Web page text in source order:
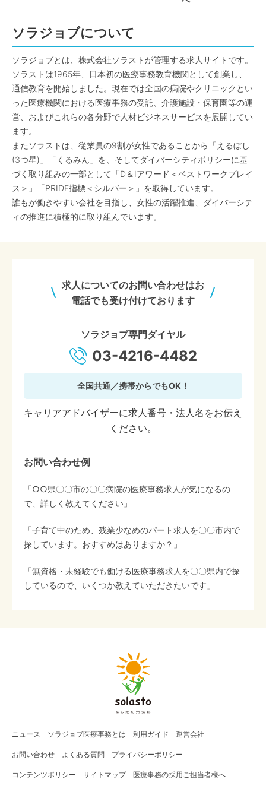
ソラジョブについて
ソラジョブとは、株式会社ソラストが管理する求人サイトです。
ソラストは1965年、日本初の医療事務教育機関として創業し、
通信教育を開始しました。現在では全国の病院やクリニックとい
った医療機関における医療事務の受託、介護施設・保育園等の運
営、およびこれらの各分野で人材ビジネスサービスを展開してい
ます。
またソラストは、従業員の9割が女性であることから「えるぼし
(3つ星)」「くるみん」を、そしてダイバーシティポリシーに基
づく取り組みの一部として「D＆Iアワード＜ベストワークプレイ
ス＞」「PRIDE指標＜シルバー＞」を取得しています。
誰もが働きやすい会社を目指し、女性の活躍推進、ダイバーシテ
ィの推進に積極的に取り組んでいます。
求人についてのお問い合わせはお
電話でも受け付けております
ソラジョブ専門ダイヤル
03-4216-4482
全国共通／携帯からでもOK！
キャリアアドバイザーに求人番号・法人名をお伝え
ください。
お問い合わせ例
「○○県〇〇市の〇〇病院の医療事務求人が気になるの
で、詳しく教えてください」
「子育て中のため、残業少なめのパート求人を〇〇市内で
探しています。おすすめはありますか？」
「無資格・未経験でも働ける医療事務求人を〇〇県内で探
しているので、いくつか教えていただきたいです」
ニュース ソラジョブ医療事務 とは 利用ガイド 運営会社
お問い合わせ よくある質問 プライバシーポリシー
コンテンツポリシー サイトマップ 医療事務の採用ご担当者様へ